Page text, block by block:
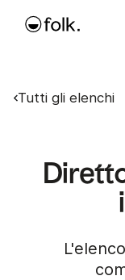
Tutti gli elenchi